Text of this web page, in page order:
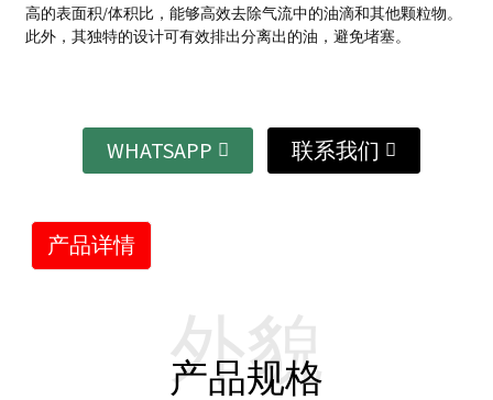
高的表面积/体积比，能够高效去除气流中的油滴和其他颗粒物。
此外，其独特的设计可有效排出分离出的油，避免堵塞。
WHATSAPP 联系我们
产品详情
产品规格
外貌